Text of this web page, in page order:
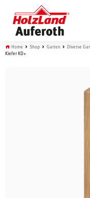
Home Shop Garten Diverse
Kiefer KD+